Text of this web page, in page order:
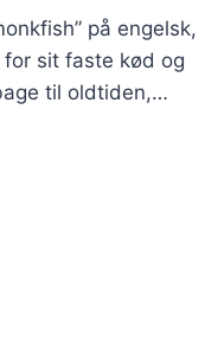
på engelsk,
sit faste kød og
til oldtiden,…